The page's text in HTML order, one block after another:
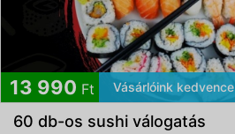
13 990 Ft Vásárlóink kedvence
60 db-os sushi válogatás